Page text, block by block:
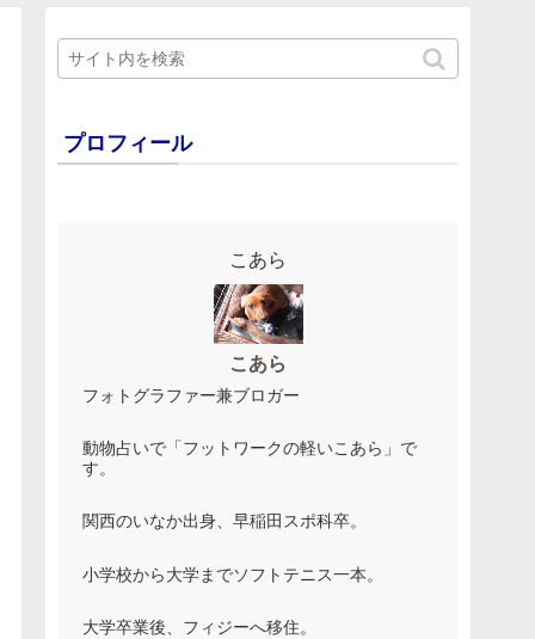
プロフィール
こあら
こあら
フォトグラファー兼ブロガー
動物占いで「フットワークの軽いこあら」で
す。
関西のいなか出身、早稲田スポ科卒。
小学校から大学までソフトテニス一本。
大学卒業後、フィジーへ移住。